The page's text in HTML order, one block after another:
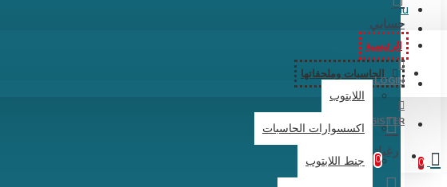
حسابي
رغباتي
0
Menu
الرئيسية
الحاسبات وملحقاتها
اللابتوب
اكسسوارات الحاسبات
جنط اللابتوب
LOGIN
REGISTER
0